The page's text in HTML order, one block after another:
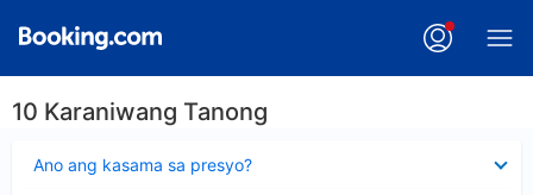
10 Karaniwang Tanong
Ano ang kasama sa presyo?
ang